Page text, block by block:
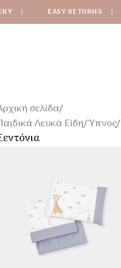
| EASY RETURNS |
σελίδα/
Λευκά Είδη/Ύπνος/